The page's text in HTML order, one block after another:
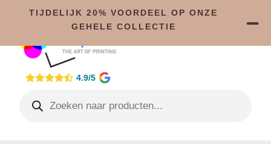
4.9/5
TIJDELIJK 20% VOORDEEL OP ONZE
GEHELE COLLECTIE